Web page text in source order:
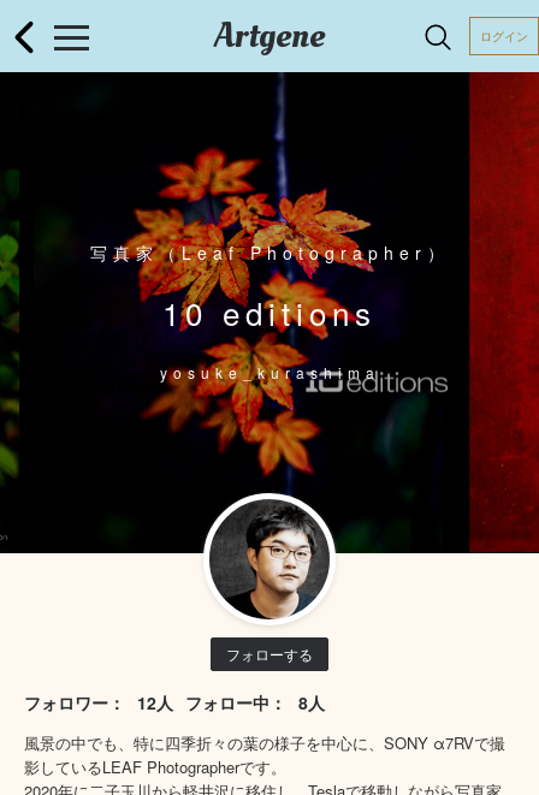
Artgene ログイン
写真家（Leaf Photographer）
10 editions
yosuke_kurashima
フォローする
フォロワー： 12人 フォロー中： 8人
風景の中でも、特に四季折々の葉の様子を中心に、SONY α7RVで撮
影しているLEAF Photographerです。